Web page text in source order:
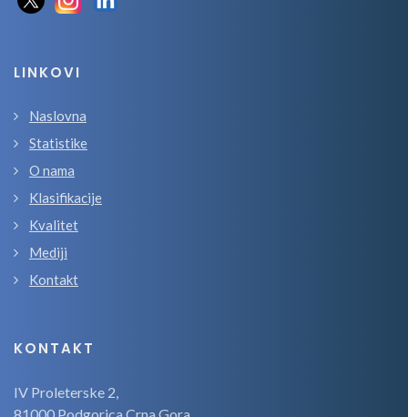
LINKOVI
Naslovna
Statistike
O nama
Klasifikacije
Kvalitet
Mediji
Kontakt
KONTAKT
IV Proleterske 2,